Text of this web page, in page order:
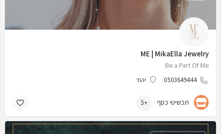
ME | MikaElla Jewelry
Be a Part Of Me
0503649444 יהוד
תכשיטי כסף +5